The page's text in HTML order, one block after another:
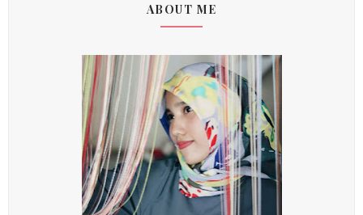
ABOUT ME